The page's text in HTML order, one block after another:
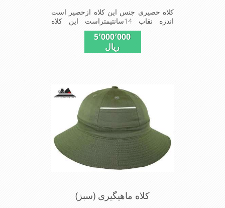
کلاه حصیری جنس این کلاه ازحصیر است
اندزه نقاب 14سانتیمتراست این کلاه
مخصوص گردشگری کوهنوردی و پیاده
روی های طولانی مدت است سبک و دارای
لبه های بلند برای جلو گیری بیشتر از تابش
5٬000٬000
ریال
کلاه ماهیگیری (سبز)